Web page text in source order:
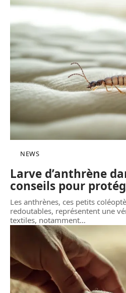
NEWS
Larve d’anthrène
conseils pour
Les anthrènes, ces petits
redoutables, représentent une
textiles, notamment…